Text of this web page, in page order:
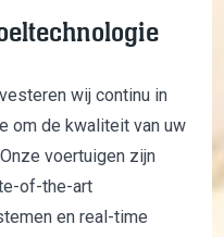
wij continu in
om de kwaliteit van uw
voertuigen zijn
of-the-art
en real-time